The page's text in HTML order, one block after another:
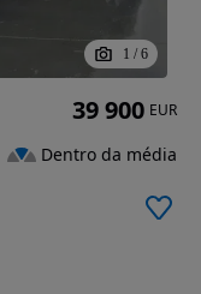
1 / 6
39 900 EUR
Dentro da média